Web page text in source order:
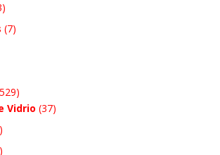
(7)
Vidrio (37)